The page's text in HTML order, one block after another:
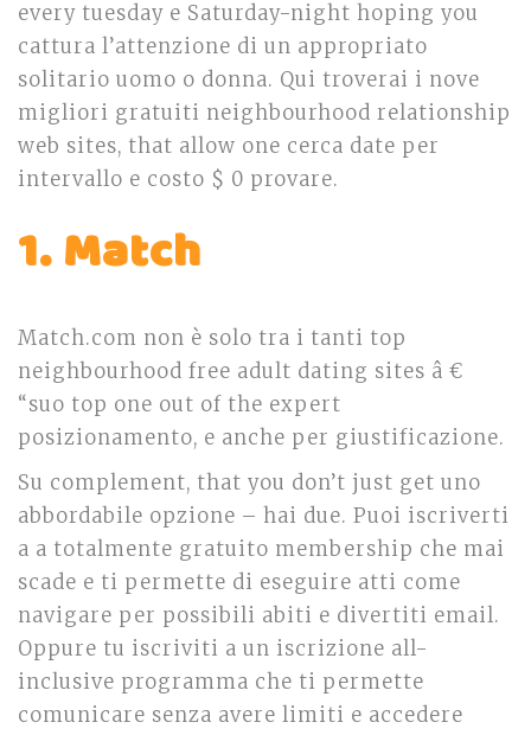
every tuesday e Saturday-night hoping you
cattura l’attenzione di un appropriato
solitario uomo o donna. Qui troverai i nove
migliori gratuiti neighbourhood relationship
web sites, that allow one cerca date per
intervallo e costo $ 0 provare.
1. Match
Match.com non è solo tra i tanti top
neighbourhood free adult dating sites â €
“suo top one out of the expert
posizionamento, e anche per giustificazione.
Su complement, that you don’t just get uno
abbordabile opzione – hai due. Puoi iscriverti
a a totalmente gratuito membership che mai
scade e ti permette di eseguire atti come
navigare per possibili abiti e divertiti email.
Oppure tu iscriviti a un iscrizione all-
inclusive programma che ti permette
comunicare senza avere limiti e accedere